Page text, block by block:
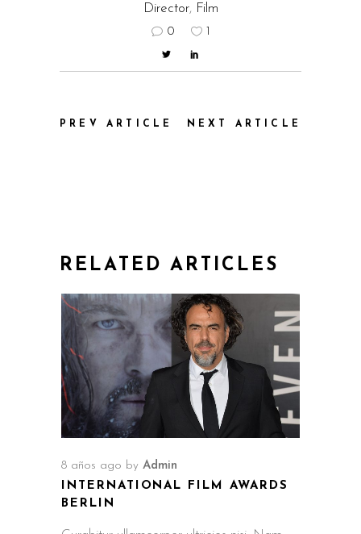
Director, Film
0
PREV ARTICLE NEXT ARTICLE
RELATED ARTICLES
8 años ago by Admin
INTERNATIONAL FILM AWARDS
BERLIN